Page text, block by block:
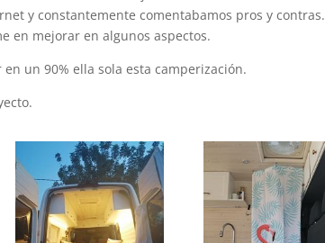
y constantemente comentabamos pros y
en mejorar en algunos aspectos.
un 90% ella sola esta camperización.